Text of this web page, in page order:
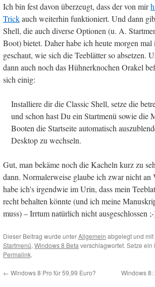
Ich bin fest davon überzeugt, dass der von mir
Trickauch weiterhin funktioniert. Und dann
Shell, die auch diverse Optionen (u. A.
Boot) bietet. Daher habe ich heute morgen mal
geschaut, wie sich die Teeblätter so absetzen.
dann auch noch das Hühnerknochen Orakel
sich einig:
Installiere dir die Classic Shell, setze die
und schon hast Du ein Startmenü sowie die
Booten die Startseite automatisch
Desktop zu wechseln.
Gut, man bekäme noch die Kacheln kurz zu
dann. Normalerweise glaube ich zwar nicht an
habe ich's irgendwie im Urin, dass mein
recht behalten könnte (und ich meine
muss) – Irrtum natürlich nicht ausgeschlossen
Dieser Beitrag wurde unterAllgemein abgelegt und mit
Startmenü, Windows 8 Beta verschlagwortet. Setze
Permalink.
← Windows 8 Pro für 59,99 Euro? Windows 8: